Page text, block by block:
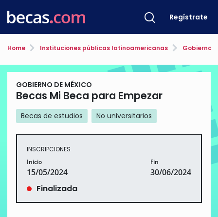
Regístrate
Home Instituciones públicas latinoamericanas Gobierno
GOBIERNO DE MÉXICO
Becas Mi Beca para Empezar
Becas de estudios No universitarios
INSCRIPCIONES
Inicio
15/05/2024
Fin
30/06/2024
Finalizada